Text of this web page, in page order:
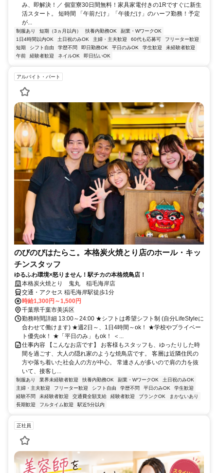
み、即解決！／ 個室寮30日間無料！家具家電付きの1Rですぐに新生
活スタート。 短時間 「午前だけ」「午後だけ」のハーフ勤務！予定
が...
制服あり 短期（3ヵ月以内） 扶養内勤務OK
副業・WワークOK
1日4時間以内OK
土日祝のみOK 主婦・主夫歓迎 60代も応募可
フリーター歓迎
短期
シフト自由 学歴不問 即日勤務OK 平日のみOK 学生歓迎
未経験者歓迎
午前
経験者歓迎 ネイルOK 即日払いOK
アルバイト・パート
のびのびはたらこ。本格炭火焼とり店のホール・キッ
チンスタッフ
ゆるふわ環境×怒りません！駅チカの本格焼鳥店！
本格炭火焼とり 鬼丸 稲毛海岸店
交通・アクセス 稲毛海岸駅徒歩1分
時給1,300円～1,500円
千葉県千葉市美浜区
勤務時間詳細 13:00～24:00 ★シフトは希望シフト制 (自分LifeStyleに
合わせて働けます) ★週2日～、1日4時間～ok！ ★学校やプライベー
ト優先ok！ ★「平日のみ」もok！ ＜...
仕事内容 【こんなお店です】 お客様もスタッフも、ゆったりした時
間を過ごす、大人の隠れ家のような焼鳥店です。 客層は近隣住民の
方や落ち着いた社会人の方が中心。 常連さんが多いので肩の力を抜
いて、接客し...
制服あり 業界未経験者歓迎 扶養内勤務OK 副業・WワークOK
土日祝のみOK
主婦・主夫歓迎
フリーター歓迎 シフト自由 学歴不問 平日のみOK
学生歓迎
経験不問
未経験者歓迎 交通費全額支給 経験者歓迎 ブランクOK
まかないあり
長期歓迎
フルタイム歓迎 駅近5分以内
正社員